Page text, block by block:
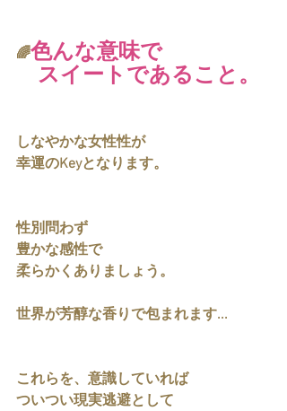
🌈色んな意味で
スイートであること。
しなやかな女性性が
幸運のKeyとなります。
性別問わず
豊かな感性で
柔らかくありましょう。
世界が芳醇な香りで包まれます...
これらを、意識していれば
ついつい現実逃避として